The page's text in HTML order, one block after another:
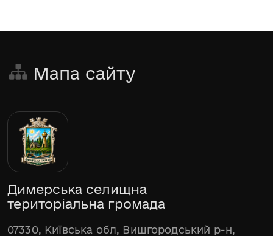
Мапа сайту
Димерська селищна
територіальна громада
07330, Київська обл, Вишгородський р-н,